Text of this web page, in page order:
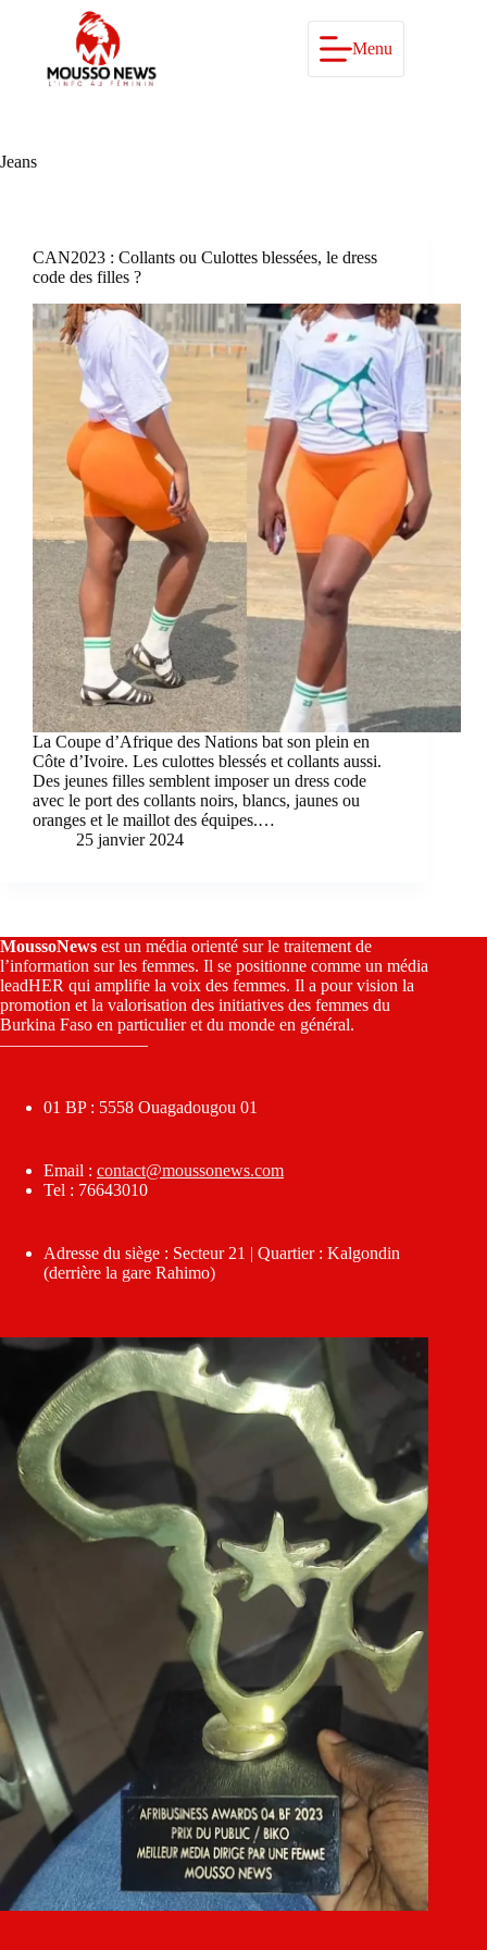
Menu
Jeans
CAN2023 : Collants ou Culottes blessées, le dress
code des filles ?
La Coupe d’Afrique des Nations bat son plein en
Côte d’Ivoire. Les culottes blessés et collants aussi.
Des jeunes filles semblent imposer un dress code
avec le port des collants noirs, blancs, jaunes ou
oranges et le maillot des équipes.…
25 janvier 2024
MoussoNews est un média orienté sur le traitement de
l’information sur les femmes. Il se positionne comme un média
leadHER qui amplifie la voix des femmes. Il a pour vision la
promotion et la valorisation des initiatives des femmes du
Burkina Faso en particulier et du monde en général.
————————–
01 BP : 5558 Ouagadougou 01
Email : contact@moussonews.com
Tel : 76643010
Adresse du siège : Secteur 21 | Quartier : Kalgondin
(derrière la gare Rahimo)